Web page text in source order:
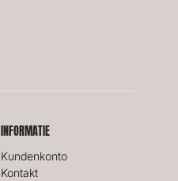
INFORMATIE
Kundenkonto
Kontakt